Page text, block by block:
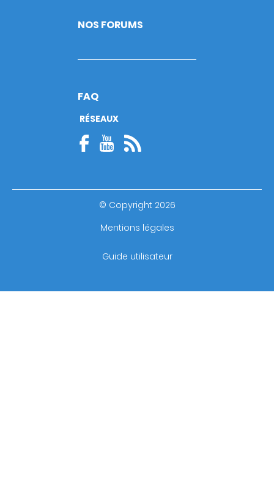
NOS FORUMS
FAQ
RÉSEAUX
© Copyright 2026
Mentions légales
Guide utilisateur